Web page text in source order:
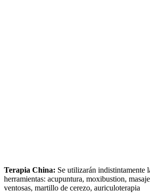
Terapia China: Se utilizarán indistintamente
herramientas: acupuntura, moxibustion,
ventosas, martillo de cerezo, auriculoterapia